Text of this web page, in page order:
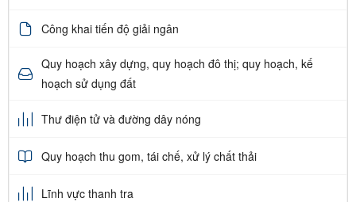
Công khai tiến độ giải ngân
Quy hoạch xây dựng, quy hoạch đô thị; quy hoạch, kế
hoạch sử dụng đất
Thư điện tử và đường dây nóng
Quy hoạch thu gom, tái chế, xử lý chất thải
Lĩnh vực thanh tra